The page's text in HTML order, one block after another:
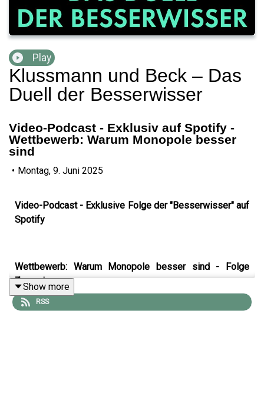
Play
Klussmann und Beck – Das
Duell der Besserwisser
Video-Podcast - Exklusiv auf Spotify -
Wettbewerb: Warum Monopole besser
sind
• Montag, 9. Juni 2025
Video-Podcast - Exklusive Folge der "Besserwisser" auf
Spotify
Wettbewerb: Warum Monopole besser sind - Folge
Zwanzig
Show more
RSS